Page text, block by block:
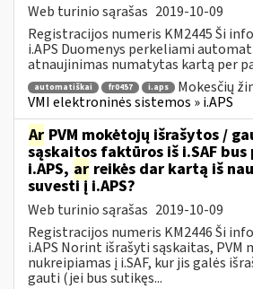
Web turinio sąrašas 2019-10-09
Registracijos numeris KM2445 Ši
i.APS Duomenys perkeliami
atnaujinimas numatytas kartą per
automatiškai fr0457 i.aps
Mokesčių
VMI elektroninės sistemos » i.APS
Ar PVM mokėtojų išrašytos /
sąskaitos faktūros iš i.SAF
i.APS, ar reikės dar kartą iš
suvesti į i.APS?
Web turinio sąrašas 2019-10-09
Registracijos numeris KM2446 Ši
i.APS Norint išrašyti sąskaitas, PVM
nukreipiamas į i.SAF, kur jis galės
gauti (jei bus sutikęs...